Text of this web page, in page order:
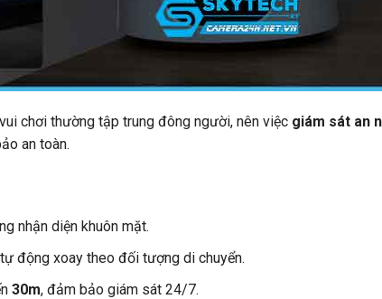
chơi thường tập trung đông người, nên việc giám sát an
an toàn.
nhận diện khuôn mặt.
động xoay theo đối tượng di chuyển.
30m, đảm bảo giám sát 24/7.